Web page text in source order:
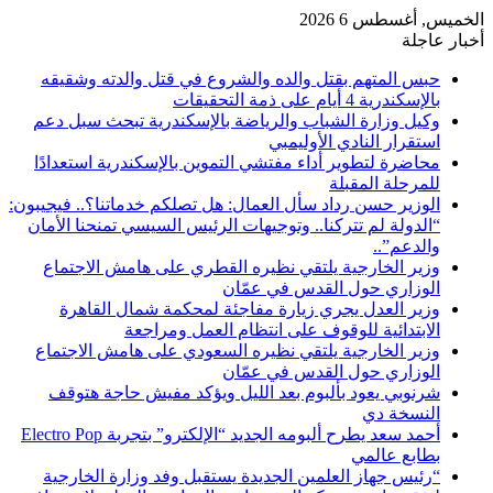
الخميس, أغسطس 6 2026
أخبار عاجلة
حبس المتهم بقتل والده والشروع في قتل والدته وشقيقه
بالإسكندرية 4 أيام على ذمة التحقيقات
وكيل وزارة الشباب والرياضة بالإسكندرية تبحث سبل دعم
استقرار النادي الأوليمبي
محاضرة لتطوير أداء مفتشي التموين بالإسكندرية استعدادًا
للمرحلة المقبلة
الوزير حسن رداد سأل العمال: هل تصلكم خدماتنا؟.. فيجيبون:
“الدولة لم تتركنا.. وتوجيهات الرئيس السيسي تمنحنا الأمان
والدعم”..
وزير الخارجية يلتقي نظيره القطري على هامش الاجتماع
الوزاري حول القدس في عمّان
وزير العدل يجري زيارة مفاجئة لمحكمة شمال القاهرة
الابتدائية للوقوف على انتظام العمل ومراجعة
وزير الخارجية يلتقي نظيره السعودي على هامش الاجتماع
الوزاري حول القدس في عمّان
شرنوبي يعود بألبوم بعد الليل ويؤكد مفيش حاجة هتوقف
النسخة دي
أحمد سعد يطرح ألبومه الجديد “الإلكترو” بتجربة Electro Pop
بطابع عالمي
“رئيس جهاز العلمين الجديدة يستقبل وفد وزارة الخارجية